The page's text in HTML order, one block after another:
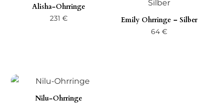
Alisha-Ohrringe
231€ Emily Ohrringe – Silber
64€
Nilu-Ohrringe